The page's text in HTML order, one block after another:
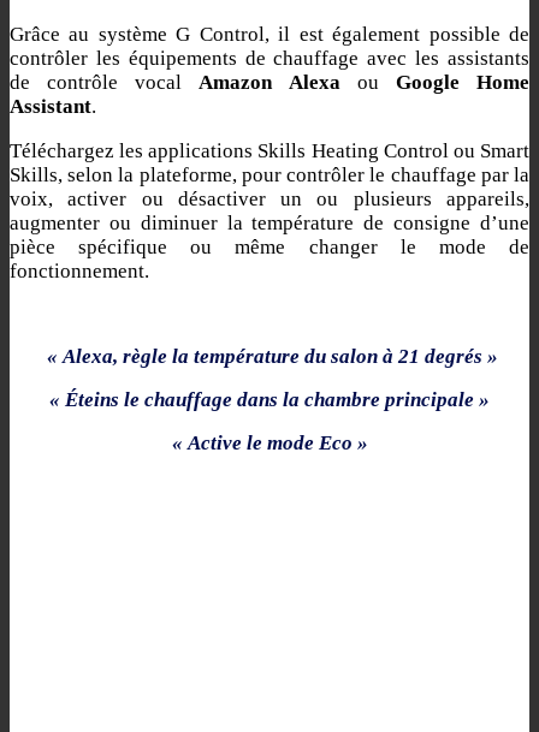
Grâce au système G Control, il est également possible de
contrôler les équipements de chauffage avec les assistants
de contrôle vocalAmazon Alexaou Google Home
Assistant.
Téléchargez les applications Skills Heating Control ou Smart
Skills, selon la plateforme, pour contrôler le chauffage par la
voix, activer ou désactiver un ou plusieurs appareils,
augmenter ou diminuer la température de consigne d’une
pièce spécifique ou même changer le mode de
fonctionnement.
« Alexa, règle la température du salon à 21 degrés »
« Éteins le chauffage dans la chambre principale »
« Active le mode Eco »